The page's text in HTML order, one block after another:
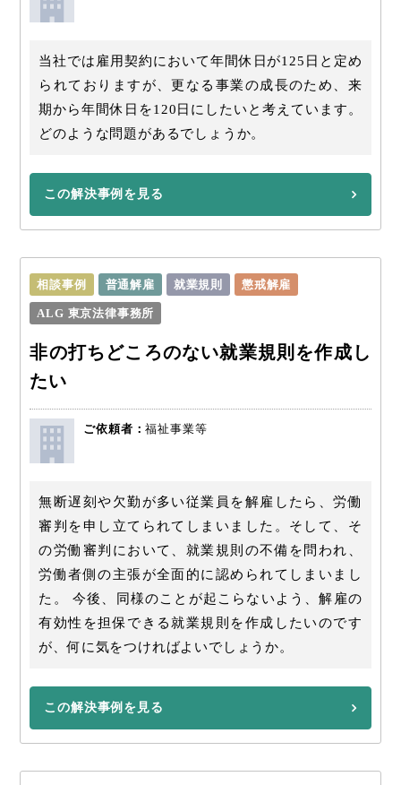
当社では雇用契約において年間休日が125日と定め
られておりますが、更なる事業の成長のため、来
期から年間休日を120日にしたいと考えています。
どのような問題があるでしょうか。
この解決事例を見る
相談事例 普通解雇 就業規則 懲戒解雇
ALG 東京法律事務所
非の打ちどころのない就業規則を作成し
たい
ご依頼者：福祉事業等
無断遅刻や欠勤が多い従業員を解雇したら、労働
審判を申し立てられてしまいました。そして、そ
の労働審判において、就業規則の不備を問われ、
労働者側の主張が全面的に認められてしまいまし
た。 今後、同様のことが起こらないよう、解雇の
有効性を担保できる就業規則を作成したいのです
が、何に気をつければよいでしょうか。
この解決事例を見る